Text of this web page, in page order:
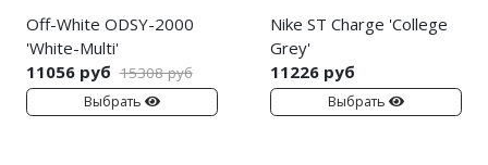
Off-White ODSY-2000
'White-Multi'
11056 руб 15308 руб
Выбрать
Nike ST Charge 'College
Grey'
11226 руб
Выбрать